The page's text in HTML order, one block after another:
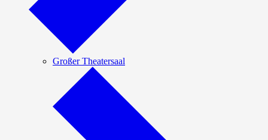
Großer Theatersaal